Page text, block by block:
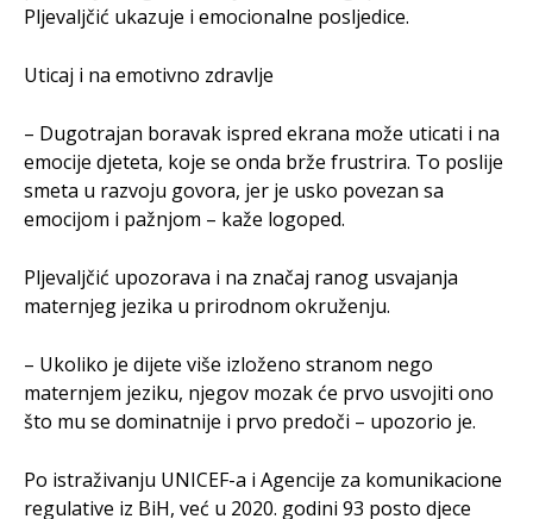
Pljevaljčić ukazuje i emocionalne posljedice.
Uticaj i na emotivno zdravlje
– Dugotrajan boravak ispred ekrana može uticati i na
emocije djeteta, koje se onda brže frustrira. To poslije
smeta u razvoju govora, jer je usko povezan sa
emocijom i pažnjom – kaže logoped.
Pljevaljčić upozorava i na značaj ranog usvajanja
maternjeg jezika u prirodnom okruženju.
– Ukoliko je dijete više izloženo stranom nego
maternjem jeziku, njegov mozak će prvo usvojiti ono
što mu se dominatnije i prvo predoči – upozorio je.
Po istraživanju UNICEF-a i Agencije za komunikacione
regulative iz BiH, već u 2020. godini 93 posto djece